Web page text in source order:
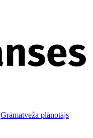
Grāmatveža plānotājs